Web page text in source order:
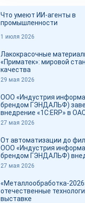
Что умеют ИИ-агенты в
промышленности
1 июля 2026
Лакокрасочные
«Приматек»: мировой
качества
29 мая 2026
ООО «Индустрия
брендом ГЭНДАЛЬФ)
внедрение «1С:ERP» в
«Новоросцемент» и
27 мая 2026
От автоматизации до
ООО «Индустрия
брендом ГЭНДАЛЬФ)
«1С:ERP» в ОАО
27 мая 2026
«Металлообработка-
отечественные
выставке